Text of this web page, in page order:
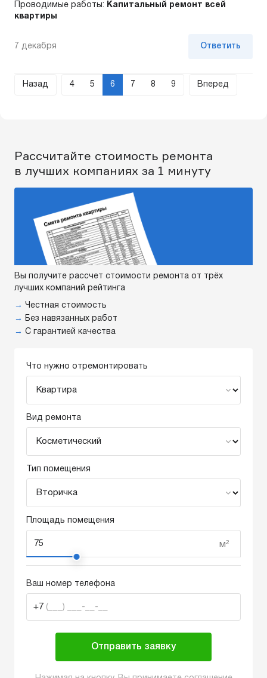
Проводимые работы:
Капитальный ремонт всей
квартиры
7 декабря Ответить
Назад 4 5 6 7 8 9 Вперед
Что нужно отремонтировать
Вид ремонта
Тип помещения
Площадь помещения
м²
Ваш номер телефона
+7 (___) ___-__-__
Отправить заявку
Рассчитайте стоимость ремонта
в лучших компаниях за 1 минуту
Вы получите рассчет стоимости ремонта от трёх
лучших компаний рейтинга
→ Честная стоимость
→
Без навязанных работ
→ С гарантией качества